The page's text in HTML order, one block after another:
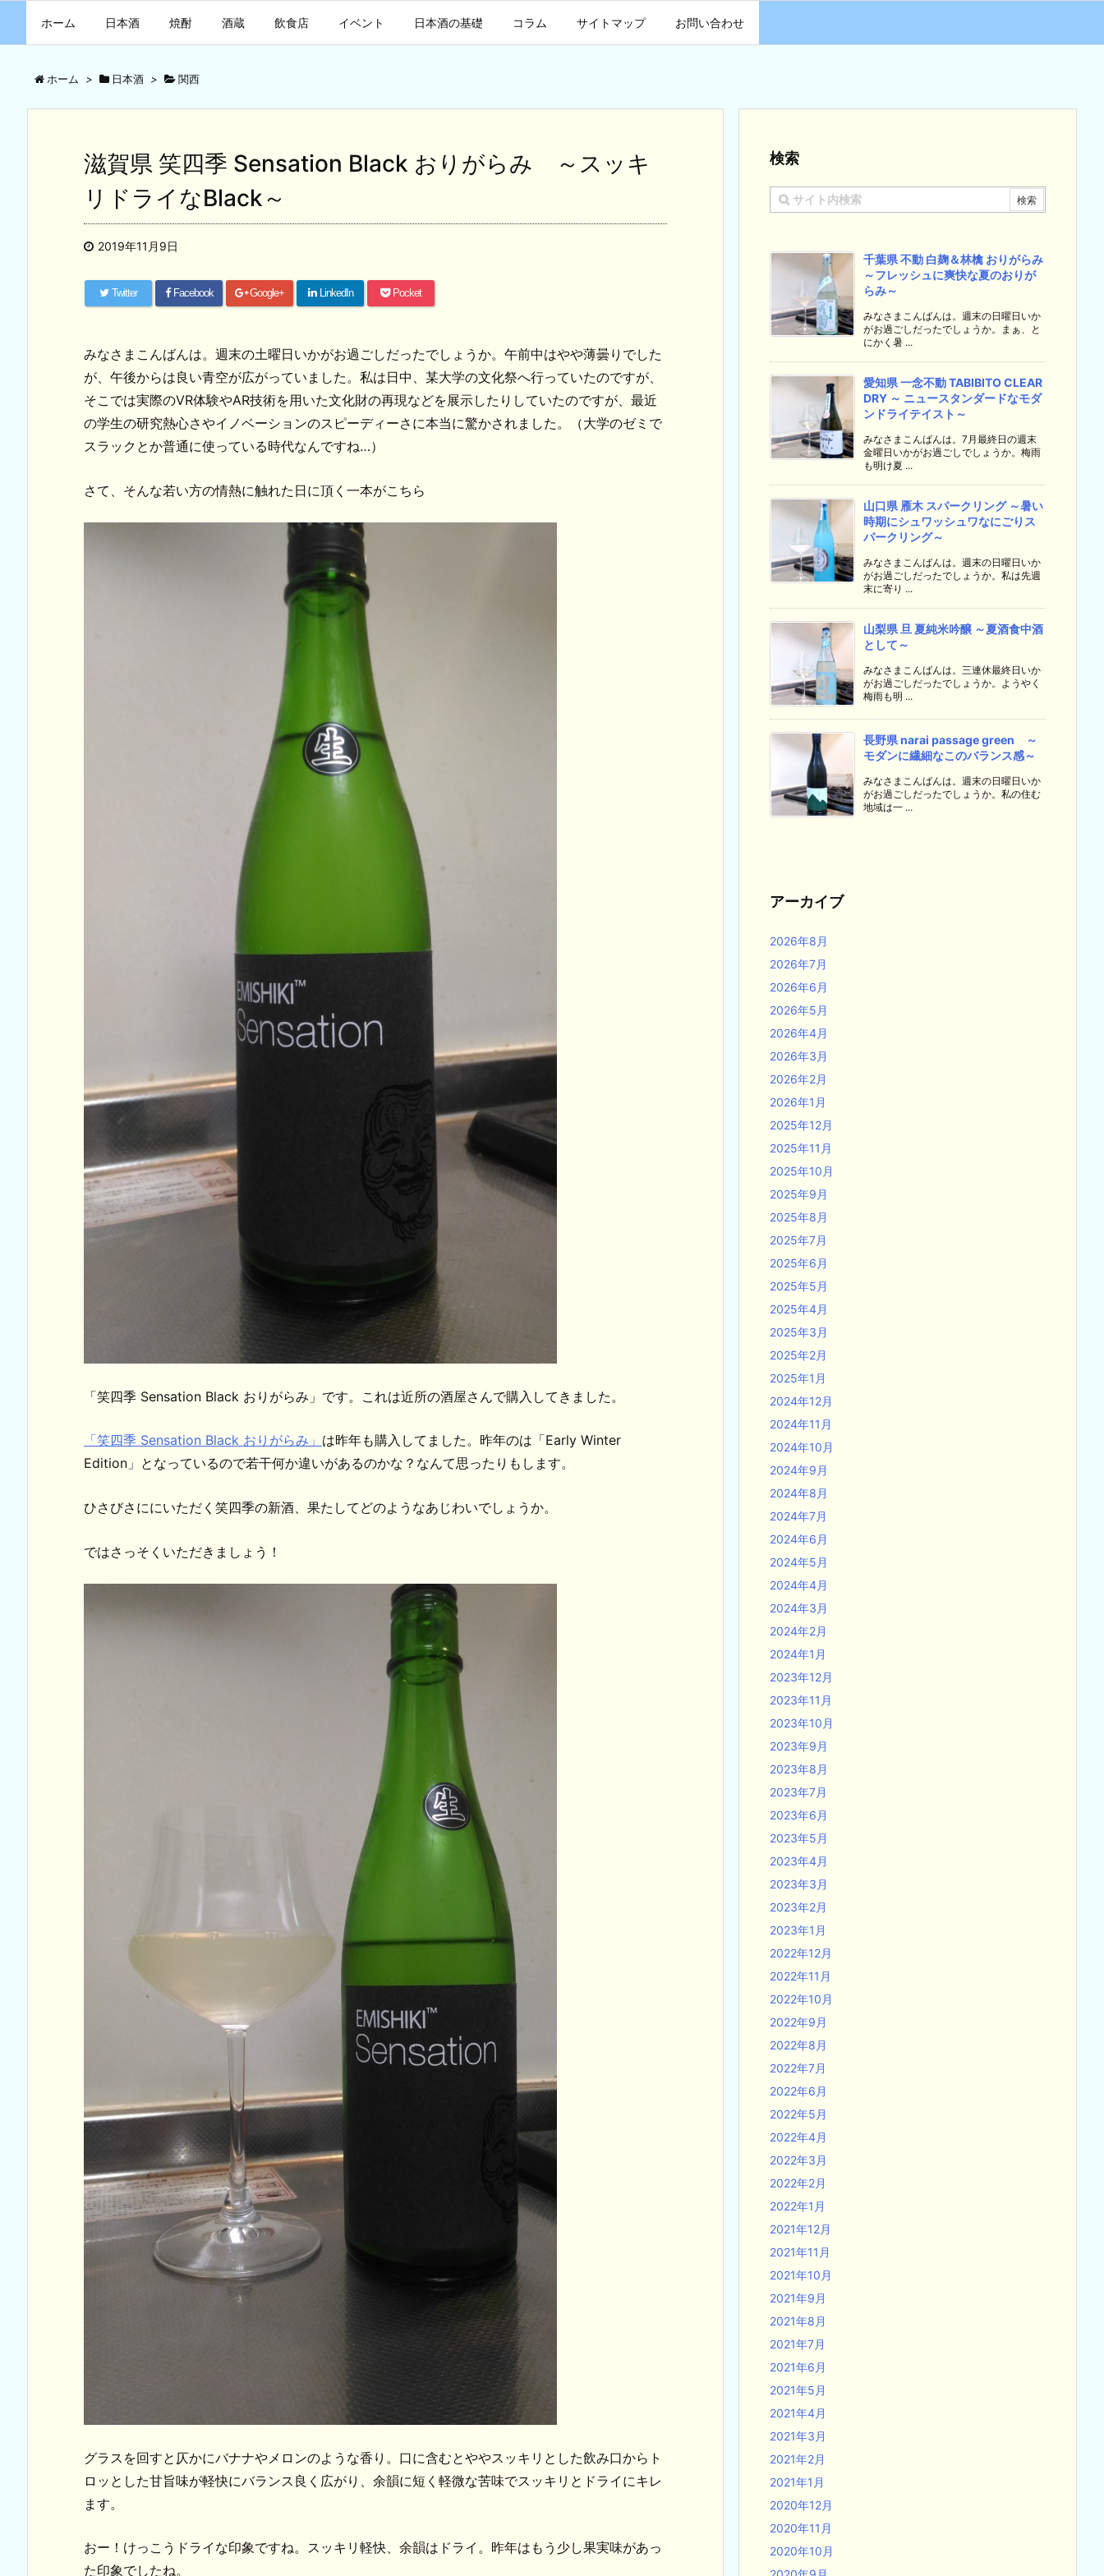
ホーム 日本酒 焼酎 酒蔵 飲食店 イベント 日本酒の基礎 コラム サイトマップ お問い合わせ
ホーム > 日本酒 > 関西
滋賀県 笑四季 Sensation Black おりがらみ ～スッキ
リドライなBlack～
2019年11月9日
Twitter Facebook Google+ LinkedIn Pocket
みなさまこんばんは。週末の土曜日いかがお過ごしだったでしょうか。午前中はやや薄曇りでした
が、午後からは良い青空が広がっていました。私は日中、某大学の文化祭へ行っていたのですが、
そこでは実際のVR体験やAR技術を用いた文化財の再現などを展示したりしていたのですが、最近
の学生の研究熱心さやイノベーションのスピーディーさに本当に驚かされました。（大学のゼミで
スラックとか普通に使っている時代なんですね…）
さて、そんな若い方の情熱に触れた日に頂く一本がこちら
「笑四季 Sensation Black おりがらみ」です。これは近所の酒屋さんで購入してきました。
「笑四季 Sensation Black おりがらみ」 は昨年も購入してました。昨年のは「Early Winter
Edition」となっているので若干何か違いがあるのかな？なんて思ったりもします。
ひさびさににいただく笑四季の新酒、果たしてどのようなあじわいでしょうか。
ではさっそくいただきましょう！
グラスを回すと仄かにバナナやメロンのような香り。口に含むとややスッキリとした飲み口からト
ロッとした甘旨味が軽快にバランス良く広がり、余韻に短く軽微な苦味でスッキリとドライにキレ
ます。
おー！けっこうドライな印象ですね。スッキリ軽快、余韻はドライ。昨年はもう少し果実味があっ
た印象でしたね。
検索
千葉県 不動 白麹＆林檎 おりがらみ
～フレッシュに爽快な夏のおりが
らみ～
みなさまこんばんは。週末の日曜日いか
がお過ごしだったでしょうか。まぁ、と
にかく暑 ...
愛知県 一念不動 TABIBITO CLEAR
DRY ～ ニュースタンダードなモダ
ンドライテイスト～
みなさまこんばんは。7月最終日の週末
金曜日いかがお過ごしでしょうか。梅雨
も明け夏 ...
山口県 雁木 スパークリング ～暑い
時期にシュワッシュワなにごりス
パークリング～
みなさまこんばんは。週末の日曜日いか
がお過ごしだったでしょうか。私は先週
末に寄り ...
山梨県 旦 夏純米吟醸 ～夏酒食中酒
として～
みなさまこんばんは。三連休最終日いか
がお過ごしだったでしょうか。ようやく
梅雨も明 ...
長野県 narai passage green ～
モダンに繊細なこのバランス感～
みなさまこんばんは。週末の日曜日いか
がお過ごしだったでしょうか。私の住む
地域は一 ...
アーカイブ
2026年8月
2026年7月
2026年6月
2026年5月
2026年4月
2026年3月
2026年2月
2026年1月
2025年12月
2025年11月
2025年10月
2025年9月
2025年8月
2025年7月
2025年6月
2025年5月
2025年4月
2025年3月
2025年2月
2025年1月
2024年12月
2024年11月
2024年10月
2024年9月
2024年8月
2024年7月
2024年6月
2024年5月
2024年4月
2024年3月
2024年2月
2024年1月
2023年12月
2023年11月
2023年10月
2023年9月
2023年8月
2023年7月
2023年6月
2023年5月
2023年4月
2023年3月
2023年2月
2023年1月
2022年12月
2022年11月
2022年10月
2022年9月
2022年8月
2022年7月
2022年6月
2022年5月
2022年4月
2022年3月
2022年2月
2022年1月
2021年12月
2021年11月
2021年10月
2021年9月
2021年8月
2021年7月
2021年6月
2021年5月
2021年4月
2021年3月
2021年2月
2021年1月
2020年12月
2020年11月
2020年10月